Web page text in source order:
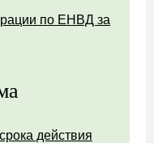
по ЕНВД за
действия